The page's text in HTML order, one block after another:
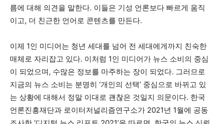
름에 대해 의견을 말한다. 이들은 기성 언론보다 빠르게 움직
이고, 더 친근한 언어로 콘텐츠를 만든다.
이제 1인 미디어는 청년 세대를 넘어 전 세대에게까지 친숙한
매체로 자리잡고 있다. 이처럼 1인 미디어가 뉴스 소비의 중심
이 되었으며, 수많은 정보를 마주하는 장이 되었다. 그러므로
지금의 뉴스 소비는 분명히 ‘개인의 선택’ 중심으로 바뀌고 있
는 상황에 대해서 정말 이대로 괜찮은 것일지 의문이다. 한국
언론진흥재단과 로이터저널리즘연구소가 2021년 1월에 공동